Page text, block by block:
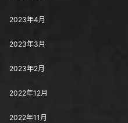
2023年4月
2023年3月
2023年2月
2022年12月
2022年11月